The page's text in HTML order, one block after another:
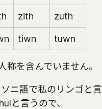
zith zuth
tiwn tuwn
称を含んでいません。
ニ語で私のリンゴと
と言うので、